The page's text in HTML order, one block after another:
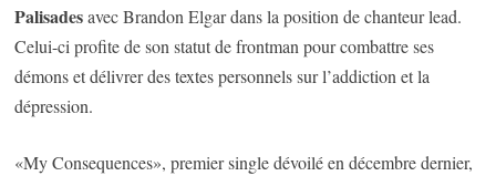
Palisadesavec Brandon Elgar dans la position de chanteur lead.
Celui-ci profite de son statut de frontman pour combattre ses
démons et délivrer des textes personnels sur l’addiction et la
dépression.
«My Consequences», premier single dévoilé en décembre dernier,